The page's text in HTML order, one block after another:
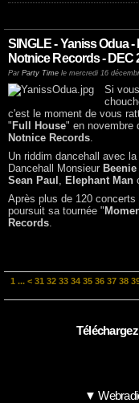
SINGLE - Yaniss Odua
Notnice Records - DEC
Par Party Time le mercredi 16
Si
c'est le moment de vous
" Full House" en novembre
Notnice Records
Un riddim dancehall avec
Dancehall Monsieur
Sean Paul
Elephant Man
Après plus de 120 concerts
poursuit sa tournée "
Records
1 ... < 31 32 33 34 35 36 37 38
▼